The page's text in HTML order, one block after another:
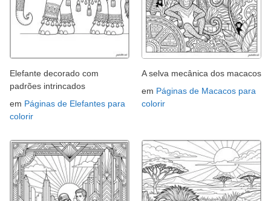
Elefante decorado com
padrões intrincados
em Páginas de Elefantes para
colorir
A selva mecânica dos macacos
em Páginas de Macacos para
colorir